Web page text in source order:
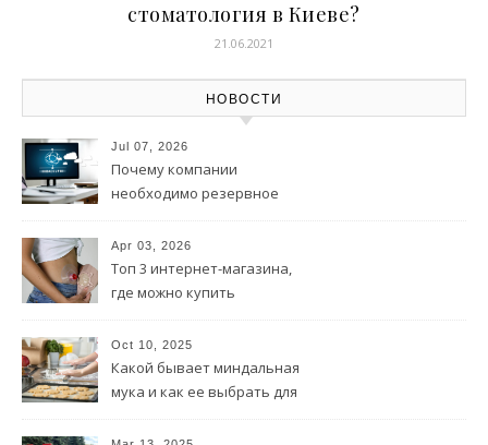
стоматология в Киеве?
21.06.2021
НОВОСТИ
Jul 07, 2026
Почему компании
необходимо резервное
Apr 03, 2026
Топ 3 интернет-магазина,
где можно купить
оптом
Oct 10, 2025
Какой бывает миндальная
мука и как ее выбрать для